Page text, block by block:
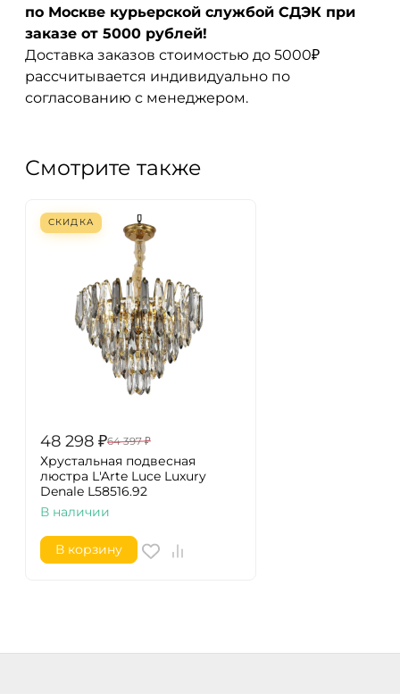
по Москве курьерской службой СДЭК при
заказе от 5000 рублей!
Доставка заказов стоимостью до 5000₽
рассчитывается индивидуально по
согласованию с менеджером.
Смотрите также
СКИДКА
48 298 ₽64 397 ₽
Хрустальная подвесная
люстра L'Arte Luce Luxury
Denale L58516.92
В наличии
В корзину